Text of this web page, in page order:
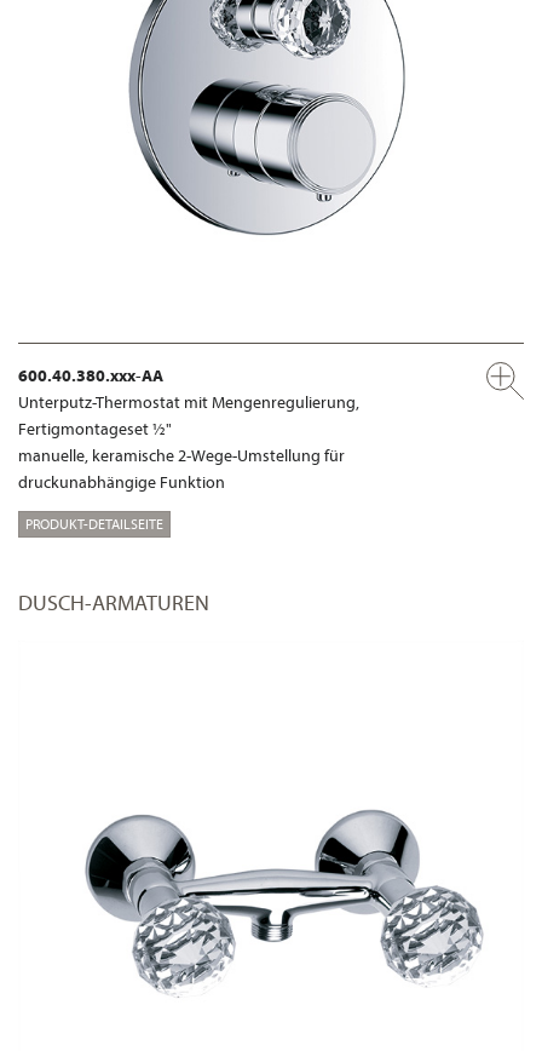
600.40.380.xxx-AA
Unterputz-Thermostat mit Mengenregulierung,
Fertigmontageset ½"
manuelle, keramische 2-Wege-Umstellung für
druckunabhängige Funktion
PRODUKT-DETAILSEITE
DUSCH-ARMATUREN